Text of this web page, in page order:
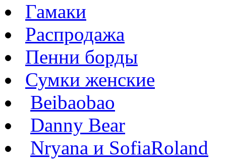
Гамаки
Распродажа
Пенни борды
Сумки женские
Beibaobao
Danny Bear
Nryana и SofiaRoland